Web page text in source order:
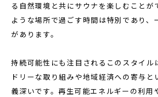
る自然環境と共にサウナを楽しむことが
ような場所で過ごす時間は特別であり、
があります。
持続可能性にも注目されるこのスタイル
ドリーな取り組みや地域経済への寄与と
義深いです。再生可能エネルギーの利用